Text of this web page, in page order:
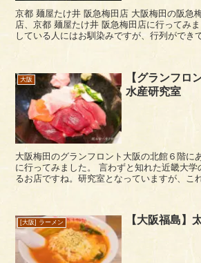
京都 麺屋たけ井 阪急梅田店 大阪梅田の阪急梅田駅の中のつけ麺のお
店、京都 麺屋たけ井 阪急梅田店に行ってみ
している人にはお馴染みですが、行列ができ
大阪
【グランフロ
水産研究室
大阪梅田のグランフロント大阪の北館６階に
に行ってみました。 言わずと知れた近畿大
るお店ですね。研究室となっていますが、こ
[大阪] ラーメン 【大阪福島】